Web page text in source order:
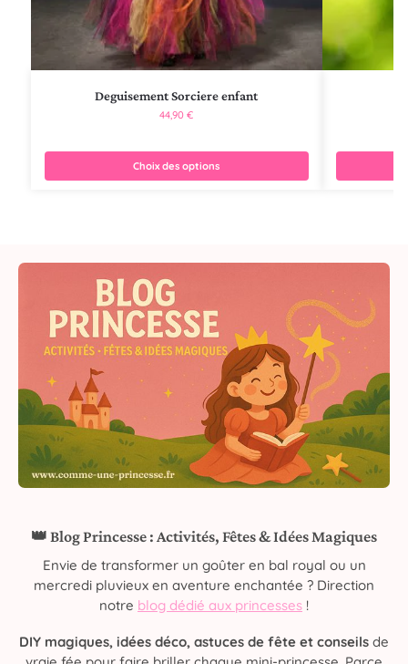
Deguisement Sorciere enfant
44,90€
Choix des options
👑 Blog Princesse : Activités, Fêtes & Idées Magiques
Envie de transformer un goûter en bal royal ou un
mercredi pluvieux en aventure enchantée ? Direction
notre blog dédié aux princesses !
DIY magiques, idées déco, astuces de fête et conseils de